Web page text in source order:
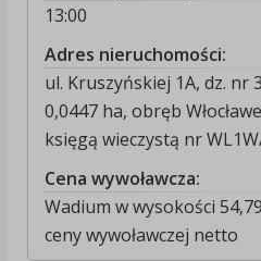
13:00
Adres nieruchomości:
ul. Kruszyńskiej 1A, dz. nr
0,0447 ha, obręb
księgą wieczystą nr
Cena wywoławcza:
Wadium w wysokości
ceny wywoławczej netto